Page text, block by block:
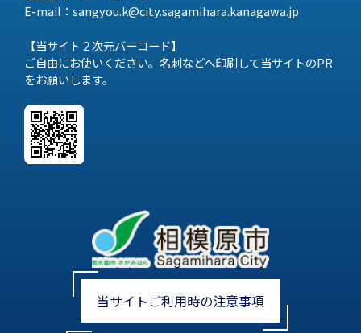
E-mail：sangyou.k@city.sagamihara.kanagawa.jp
【当サイト２次元バーコード】
ご自由にお使いください。名刺などへ印刷して当サイトのPR
をお願いします。
当サイトご利用時の注意事項